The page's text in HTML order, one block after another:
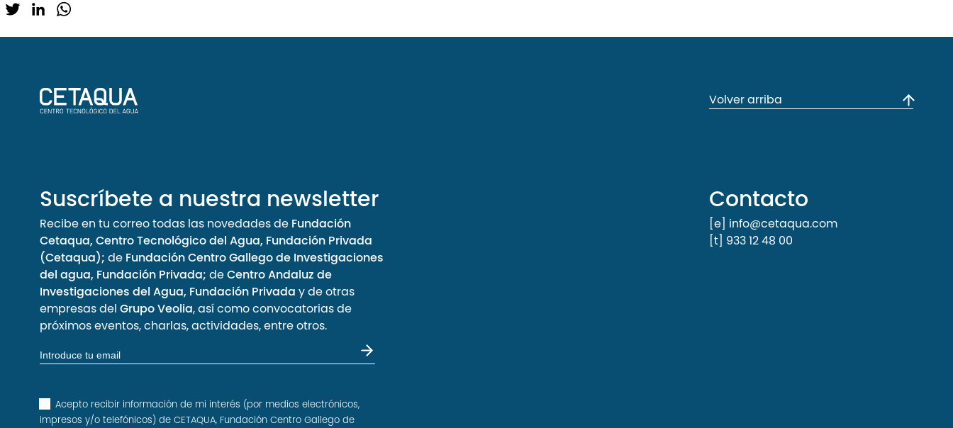
TwitterLinkedIn
Volver arriba
Suscríbete a nuestra newsletter
Recibe en tu correo todas las novedades de Fundación
Cetaqua, Centro Tecnológico del Agua, Fundación Privada
(Cetaqua); de Fundación Centro Gallego de Investigaciones
del agua, Fundación Privada; deCentro Andaluz de
Investigaciones del Agua, Fundación Privada y de otras
empresas del Grupo Veolia, así como convocatorias de
próximos eventos, charlas, actividades, entre otros.
Acepto recibir información de mi interés (por medios electrónicos,
impresos y/o telefónicos) de CETAQUA, Fundación Centro Gallego de
Contacto
[e] info@cetaqua.com
[t] 933 12 48 00